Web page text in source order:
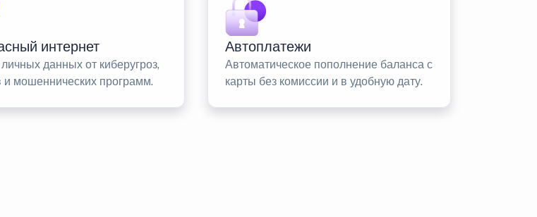
интернет
данных от киберугроз,
и мошеннических программ.
Автоплатежи
Автоматическое пополнение баланса с
карты без комиссии и в удобную дату.